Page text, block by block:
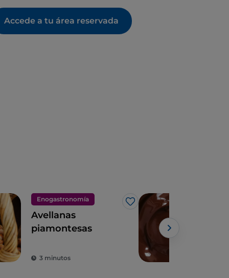
Accede a tu área reservada
Enogastronomía
Me gusta
Avellanas
piamontesas
3 minutos